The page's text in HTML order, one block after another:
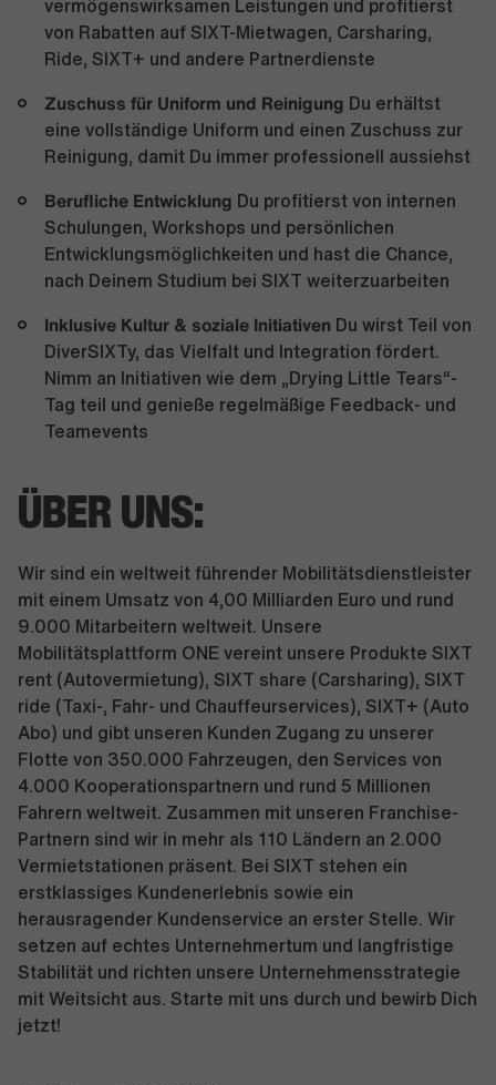
vermögenswirksamen Leistungen und profitierst
von Rabatten auf SIXT-Mietwagen, Carsharing,
Ride, SIXT+ und andere Partnerdienste
Zuschuss für Uniform und Reinigung Du erhältst
eine vollständige Uniform und einen Zuschuss zur
Reinigung, damit Du immer professionell aussiehst
Berufliche Entwicklung Du profitierst von internen
Schulungen, Workshops und persönlichen
Entwicklungsmöglichkeiten und hast die Chance,
nach Deinem Studium bei SIXT weiterzuarbeiten
Inklusive Kultur & soziale Initiativen Du wirst Teil von
DiverSIXTy, das Vielfalt und Integration fördert.
Nimm an Initiativen wie dem „Drying Little Tears“-
Tag teil und genieße regelmäßige Feedback- und
Teamevents
ÜBER UNS:
Wir sind ein weltweit führender Mobilitätsdienstleister
mit einem Umsatz von 4,00 Milliarden Euro und rund
9.000 Mitarbeitern weltweit. Unsere
Mobilitätsplattform ONE vereint unsere Produkte SIXT
rent (Autovermietung), SIXT share (Carsharing), SIXT
ride (Taxi-, Fahr- und Chauffeurservices), SIXT+ (Auto
Abo) und gibt unseren Kunden Zugang zu unserer
Flotte von 350.000 Fahrzeugen, den Services von
4.000 Kooperationspartnern und rund 5 Millionen
Fahrern weltweit. Zusammen mit unseren Franchise-
Partnern sind wir in mehr als 110 Ländern an 2.000
Vermietstationen präsent. Bei SIXT stehen ein
erstklassiges Kundenerlebnis sowie ein
herausragender Kundenservice an erster Stelle. Wir
setzen auf echtes Unternehmertum und langfristige
Stabilität und richten unsere Unternehmensstrategie
mit Weitsicht aus. Starte mit uns durch und bewirb Dich
jetzt!